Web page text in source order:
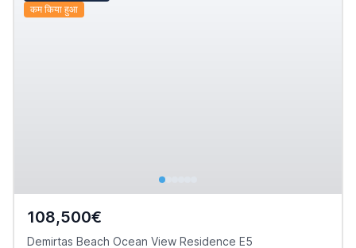
कम किया हुआ
108,500€
Demirtas Beach Ocean View Residence E5